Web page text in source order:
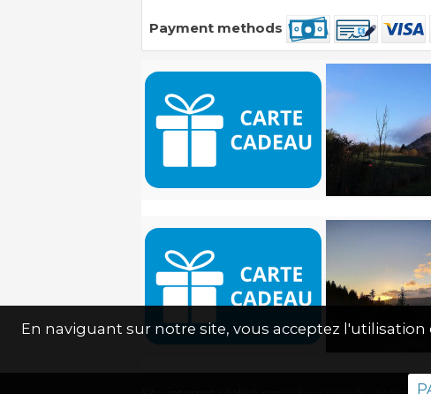
Payment methods
En naviguant sur notre site, vous acceptez